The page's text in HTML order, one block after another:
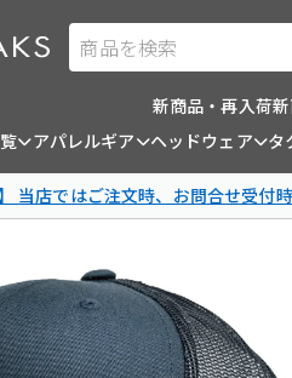
商品を検索
新商品・再入荷
アパレルギア ヘッドウェア タ
】 当店ではご注文時、お問合せ受付